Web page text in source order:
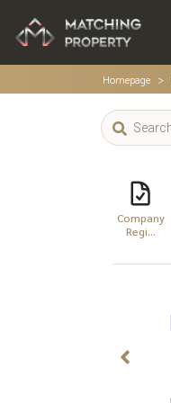
Homepage
Company
Regi...